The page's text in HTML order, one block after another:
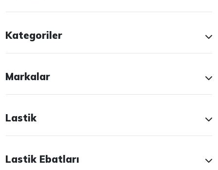
Kategoriler
Markalar
Lastik
Lastik Ebatları